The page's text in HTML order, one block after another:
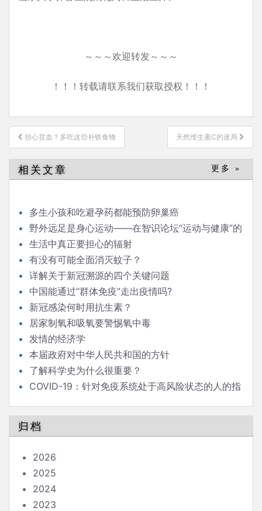
～～～欢迎转发～～～
！！！转载请联系我们获取授权！！！
文
章
导
航
担心贫血？多吃这些补铁食物 天然维生素C的迷局
相关文章 更多 »
多生小孩和吃避孕药都能预防卵巢癌
野外远足是身心运动——在智识论坛“运动与健康”的
发言生活中真正要担心的辐射
有没有可能全面消灭蚊子？
详解关于新冠溯源的四个关键问题
中国能通过“群体免疫”走出疫情吗?
新冠感染何时用抗生素？
居家制氧和吸氧要警惕氧中毒
发情的经济学
本届政府对中华人民共和国的方针
了解科学史为什么很重要？
COVID-19：针对免疫系统处于高风险状态的人的指
归档
2026
2025
2024
2023